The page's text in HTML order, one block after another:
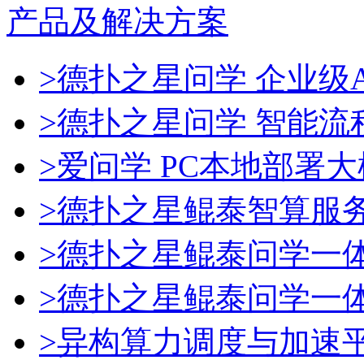
产品及解决方案
>德扑之星问学 企业级
>德扑之星问学 智能流
>爱问学 PC本地部署
>德扑之星鲲泰智算服
>德扑之星鲲泰问学一
>德扑之星鲲泰问学一
>异构算力调度与加速